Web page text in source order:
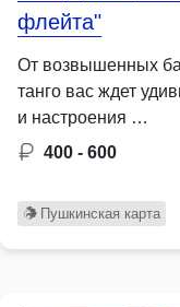
флейта"
От возвышенных
танго вас ждет
и настроения …
400 - 600
Пушкинская карта